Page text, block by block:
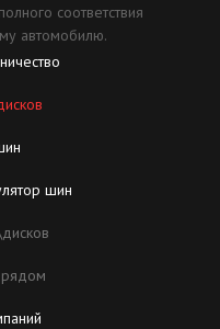
соответствия
автомобилю.
шин